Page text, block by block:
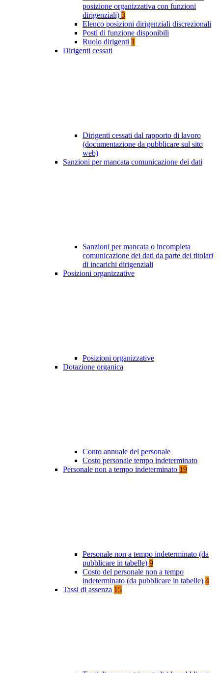
posizione organizzativa con funzioni
dirigenziali) 3
Elenco posizioni dirigenziali discrezionali
Posti di funzione disponibili
Ruolo dirigenti 1
Dirigenti cessati
Dirigenti cessati dal rapporto di lavoro
(documentazione da pubblicare sul sito
web)
Sanzioni per mancata comunicazione dei dati
Sanzioni per mancata o incompleta
comunicazione dei dati da parte dei titolari
di incarichi dirigenziali
Posizioni organizzative
Posizioni organizzative
Dotazione organica
Conto annuale del personale
Costo personale tempo indeterminato
Personale non a tempo indeterminato 19
Personale non a tempo indeterminato (da
pubblicare in tabelle) 9
Costo del personale non a tempo
indeterminato (da pubblicare in tabelle) 4
Tassi di assenza 15